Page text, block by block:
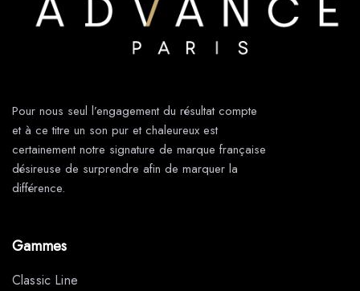
Pour nous seul l’engagement du résultat compte
et à ce titre un son pur et chaleureux est
certainement notre signature de marque française
désireuse de surprendre afin de marquer la
différence.
Gammes
Classic Line